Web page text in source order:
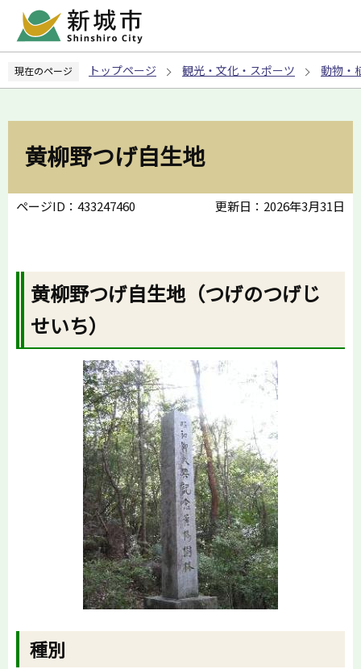
ペ
の
現在のページ トップページ 観光・文化・スポーツ 動物・
黄柳野つげ自生地
ページID：433247460 更新日：2026年3月31日
黄柳野つげ自生地（つげのつげじ
せいち）
種別